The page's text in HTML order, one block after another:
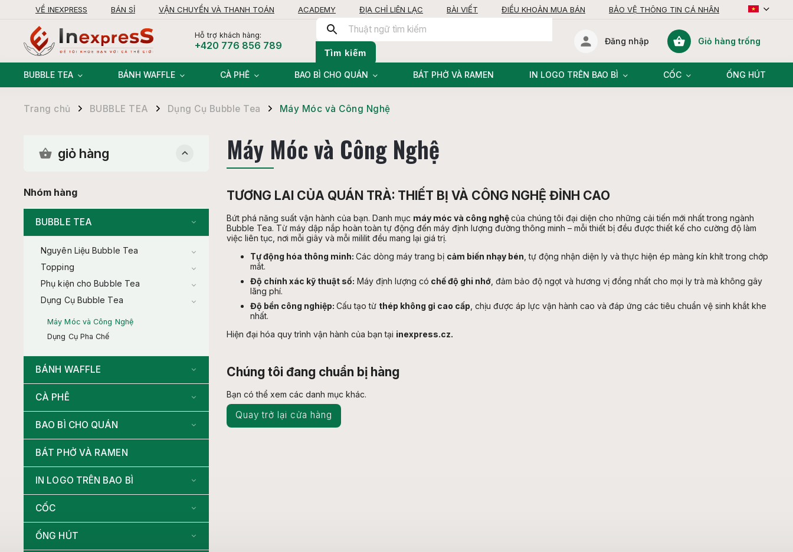
VỀ INEXPRESS BÁN SỈ VẬN CHUYỂN VÀ THANH TOÁN ACADEMY ĐỊA CHỈ LIÊN LẠC BÀI VIẾT ĐIỀU KHOẢN MUA BÁN
BẢO VỆ THÔNG TIN CÁ NHÂN
Hỗ trợ khách hàng:
+420 776 856 789
Tìm kiếm
giỏ
Giỏ hàng trống
Đăng nhập
BUBBLE TEA BÁNH WAFFLE CÀ PHÊ BAO BÌ CHO QUÁN BÁT PHỞ VÀ RAMEN IN LOGO TRÊN BAO BÌ CỐC ỐNG HÚT
Trang chủ / BUBBLE TEA / Dụng Cụ Bubble Tea / Máy Móc và Công Nghệ
giỏ hàng
Nhóm hàng
BUBBLE TEA
Nguyên Liệu Bubble Tea
Topping
Phụ kiện cho Bubble Tea
Dụng Cụ Bubble Tea
Máy Móc và Công Nghệ
Dụng Cụ Pha Chế
BÁNH WAFFLE
CÀ PHÊ
BAO BÌ CHO QUÁN
BÁT PHỞ VÀ RAMEN
IN LOGO TRÊN BAO BÌ
CỐC
ỐNG HÚT
Máy Móc và Công Nghệ
TƯƠNG LAI CỦA QUÁN TRÀ: THIẾT BỊ VÀ CÔNG NGHỆ ĐỈNH CAO
Bứt phá năng suất vận hành của bạn. Danh mục máy móc và công nghệcủa chúng tôi đại diện cho những cải tiến mới nhất trong ngành
Bubble Tea. Từ máy dập nắp hoàn toàn tự động đến máy định lượng đường thông minh – mỗi thiết bị đều được thiết kế cho cường độ làm
việc liên tục, nơi mỗi giây và mỗi mililit đều mang lại giá trị.
Tự động hóa thông minh: Các dòng máy trang bị cảm biến nhạy bén, tự động nhận diện ly và thực hiện ép màng kín khít trong chớp
mắt.
Độ chính xác kỹ thuật số: Máy định lượng có chế độ ghi nhớ, đảm bảo độ ngọt và hương vị đồng nhất cho mọi ly trà mà không gây
lãng phí.
Độ bền công nghiệp: Cấu tạo từ thép không gỉ cao cấp, chịu được áp lực vận hành cao và đáp ứng các tiêu chuẩn vệ sinh khắt khe
nhất.
Hiện đại hóa quy trình vận hành của bạn tại inexpress.cz.
Chúng tôi đang chuẩn bị hàng
Bạn có thể xem các danh mục khác.
Quay trở lại cửa hàng